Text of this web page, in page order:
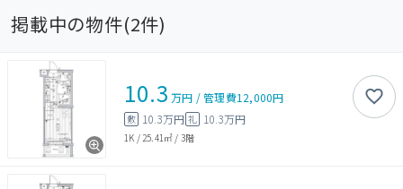
掲載中の物件(2件)
10.3 万円 /管理費12,000円
敷 10.3万円 礼 10.3万円
1K / 25.41㎡ / 3階